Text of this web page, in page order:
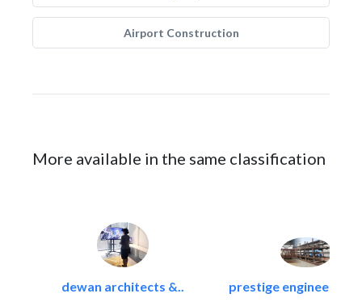
Airport Construction
More available in the same classification
dewan architects &.. prestige engineering